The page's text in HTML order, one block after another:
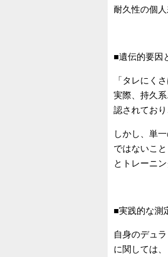
耐久性の個
■遺伝的要因
「タレにく
実際、持久
認されてお
しかし、単
ではないこ
とトレーニ
■実践的な測
自身のデュ
に関しては